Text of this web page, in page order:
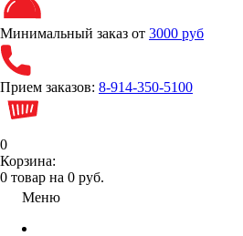
Минимальный заказ от 3000 руб
Прием заказов: 8-914-350-5100
0
Корзина:
0 товар на 0 руб.
Меню